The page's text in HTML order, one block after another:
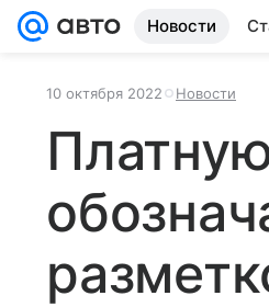
Новости
10 октября 2022 Новости